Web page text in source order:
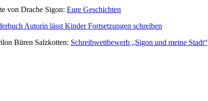
von Drache Sigon: Eure Geschichten
Autorin lässt Kinder Fortsetzungen schreiben
Büren Salzkotten: Schreibwettbewerb „Sigon und meine Stadt“